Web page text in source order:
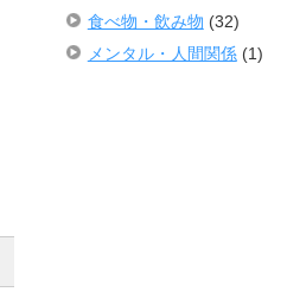
食べ物・飲み物 (32)
メンタル・人間関係(1)